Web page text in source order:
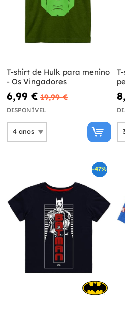
T-shirt de Hulk para menino
- Os Vingadores
6,99 € 19,99 €
DISPONÍVEL
-47%